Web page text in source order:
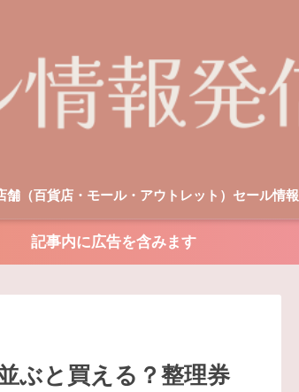
舗（百貨店・モール・アウトレット）セール情報
記事内に広告を含みます
ぶと買える？整理券